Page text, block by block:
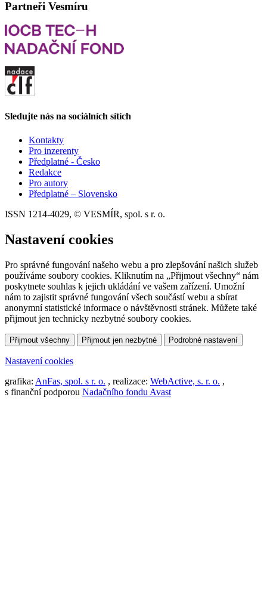
Partneři Vesmíru
Sledujte nás na sociálních sítích
Kontakty
Pro inzerenty
Předplatné - Česko
Redakce
Pro autory
Předplatné – Slovensko
ISSN 1214-4029, © VESMÍR, spol. s r. o.
Nastavení cookies
Pro správné fungování našeho webu a pro zlepšování našich služeb
používáme soubory cookies. Kliknutím na „Přijmout všechny“ nám
poskytnete souhlas k jejich ukládání ve vašem zařízení. Umožní
nám to zajistit správné fungování všech součástí webu a sbírat
anonymní statistické informace o návštěvnosti stránek. Můžete také
přijmout jen technicky nezbytné soubory cookies.
Přijmout všechny Přijmout jen nezbytné Podrobné nastavení
Nastavení cookies
grafika: AnFas, spol. s r. o. , realizace: WebActive, s. r. o. ,
s finanční podporou Nadačního fondu Avast